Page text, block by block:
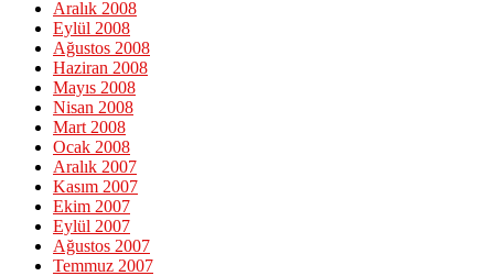
Aralık 2008
Eylül 2008
Ağustos 2008
Haziran 2008
Mayıs 2008
Nisan 2008
Mart 2008
Ocak 2008
Aralık 2007
Kasım 2007
Ekim 2007
Eylül 2007
Ağustos 2007
Temmuz 2007